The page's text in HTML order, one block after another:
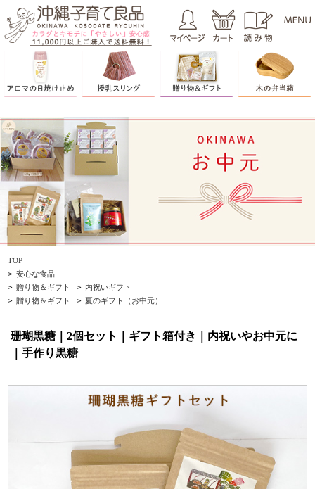
TOP
> 安心な食品
> 贈り物＆ギフト > 内祝いギフト
> 贈り物＆ギフト > 夏のギフト（お中元）
珊瑚黒糖｜2個セット｜ギフト箱付き｜内祝いやお中元に
｜手作り黒糖